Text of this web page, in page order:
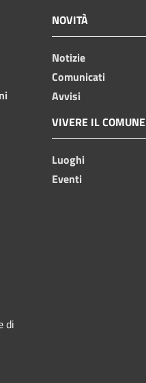
NOVITÀ
Notizie
Comunicati
Avvisi
VIVERE IL COMUNE
Luoghi
Eventi
di